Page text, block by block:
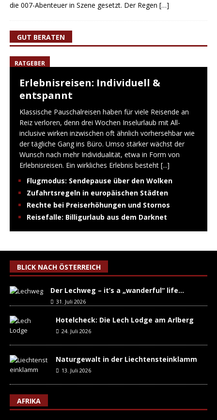
die 007-Abenteuer in Szene gesetzt. Der Regen […]
GUT BERATEN
RATGEBER
Erlebnisreisen: Individuell &
entspannt
Klassische Pauschalreisen haben für viele Reisende an
Reiz verloren, denn drei Wochen Inselurlaub mit All-
inclusive wirken inzwischen oft ähnlich vorhersehbar wie
der tägliche Gang ins Büro. Umso stärker wächst der
Wunsch nach mehr Individualität, etwa in Form von
Erlebnisreisen. Ein wirkliches Erlebnis besteht [...]
Flugmodus: Sendepause über den Wolken
Zufahrtsregeln in europäischen Städten
Rechte bei Preiserhöhungen und Stornos
Reisefalle: Billigurlaub aus dem Darknet
BLICK NACH ÖSTERREICH
Der Lechweg – it’s a „wanderful“ life…
31. Juli 2026
Hotelcheck: Die Lech Lodge am Arlberg
24. Juli 2026
Naturgewalt in der Liechtensteinklamm
13. Juli 2026
AFRIKA